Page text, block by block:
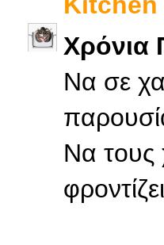
Χρόνια
Να σε
Να τους